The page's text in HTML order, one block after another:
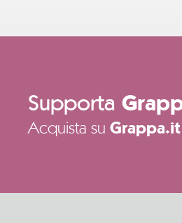
Supporta
Acquista su Grappa.it